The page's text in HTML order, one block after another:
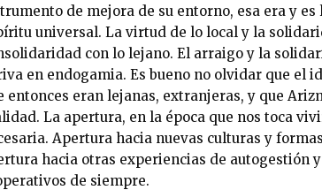
de mejora de su entorno, esa era y
universal. La virtud de lo local y la
con lo lejano. El arraigo y la
en endogamia. Es bueno no olvidar que el
entonces eran lejanas, extranjeras, y que
La apertura, en la época que nos toca
Apertura hacia nuevas culturas y
hacia otras experiencias de autogestión
de siempre.